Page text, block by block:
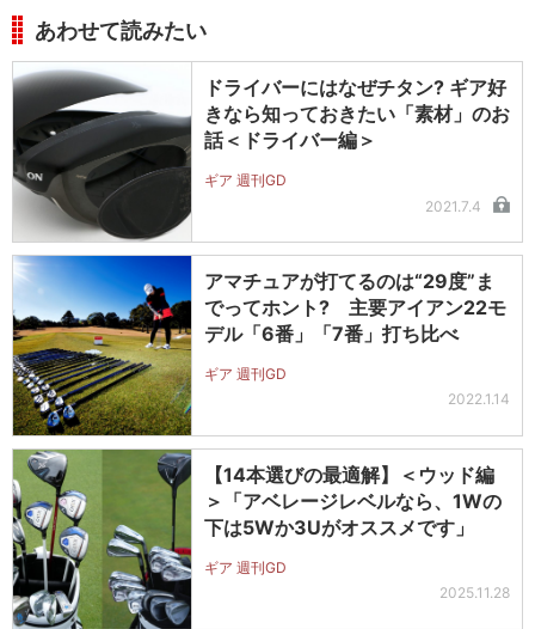
あわせて読みたい
ドライバーにはなぜチタン? ギア好
きなら知っておきたい「素材」のお
話＜ドライバー編＞
ギア 週刊GD
2021.7.4
アマチュアが打てるのは“29度”ま
でってホント? 主要アイアン22モ
デル「6番」「7番」打ち比べ
ギア 週刊GD
2022.1.14
【14本選びの最適解】＜ウッド編
＞「アベレージレベルなら、1Wの
下は5Wか3Uがオススメです」
ギア 週刊GD
2025.11.28